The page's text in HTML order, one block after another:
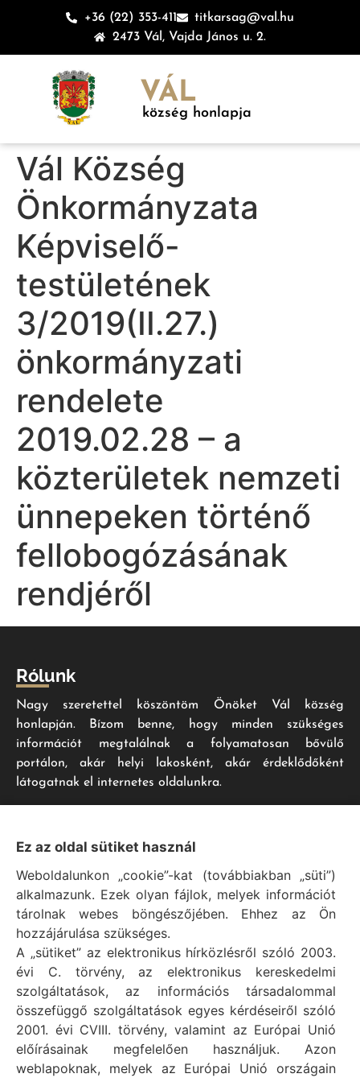
+36 (22) 353-411
titkarsag@val.hu
2473 Vál, Vajda János u. 2.
VÁL
község honlapja
Vál Község
Önkormányzata
Képviselő-
testületének
3/2019(II.27.)
önkormányzati
rendelete
2019.02.28 – a
közterületek nemzeti
ünnepeken történő
fellobogózásának
rendjéről
Rólunk
Nagy szeretettel köszöntöm Önöket Vál község
honlapján. Bízom benne, hogy minden szükséges
információt megtalálnak a folyamatosan bővülő
portálon, akár helyi lakosként, akár érdeklődőként
látogatnak el internetes oldalunkra.
Impresszum
Vál Község Önkormányzat hivatalos honlapja
Vál Község Önkormányzat © 1996 - 2020
Adószám: 15727079-2-07
Adatvédelmi tájékoztató
Felelős: Bechtold Tamás polgármester
Cím: H-2473 Vál, Vajda János utca 2.
Telefon: +36 (22) 353-411
E-mail: polgarmester@val.hu
Ez az oldal sütiket használ
Weboldalunkon „cookie”-kat (továbbiakban „süti”)
alkalmazunk. Ezek olyan fájlok, melyek információt
tárolnak webes böngészőjében. Ehhez az Ön
hozzájárulása szükséges.
A „sütiket” az elektronikus hírközlésről szóló 2003.
évi C. törvény, az elektronikus kereskedelmi
szolgáltatások, az információs társadalommal
összefüggő szolgáltatások egyes kérdéseiről szóló
2001. évi CVIII. törvény, valamint az Európai Unió
előírásainak megfelelően használjuk. Azon
weblapoknak, melyek az Európai Unió országain